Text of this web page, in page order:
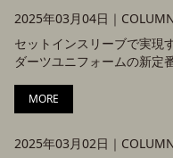
2025年03月04日｜
セットインスリーブで実現
ダーツユニフォームの新定
MORE
2025年03月02日｜